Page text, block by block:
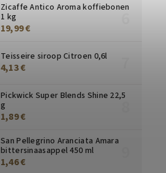
Zicaffe Antico Aroma koffiebonen
1 kg
19,99 €
Teisseire siroop Citroen 0,6l
4,13 €
Pickwick Super Blends Shine 22,5
g
1,89 €
San Pellegrino Aranciata Amara
bittersinaasappel 450 ml
1,46 €